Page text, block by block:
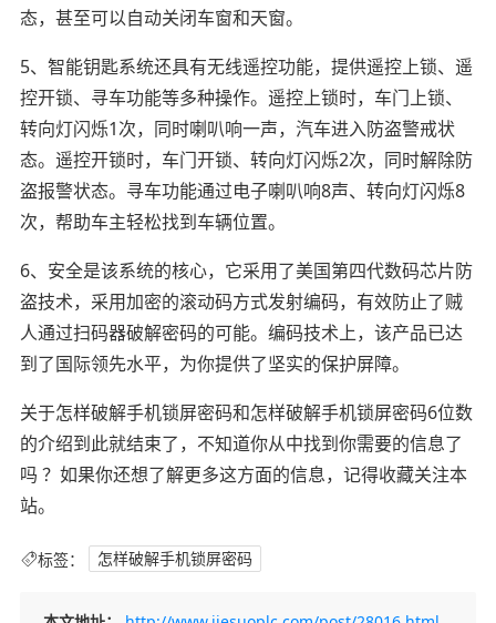
态，甚至可以自动关闭车窗和天窗。
5、智能钥匙系统还具有无线遥控功能，提供遥控上锁、遥
控开锁、寻车功能等多种操作。遥控上锁时，车门上锁、
转向灯闪烁1次，同时喇叭响一声，汽车进入防盗警戒状
态。遥控开锁时，车门开锁、转向灯闪烁2次，同时解除防
盗报警状态。寻车功能通过电子喇叭响8声、转向灯闪烁8
次，帮助车主轻松找到车辆位置。
6、安全是该系统的核心，它采用了美国第四代数码芯片防
盗技术，采用加密的滚动码方式发射编码，有效防止了贼
人通过扫码器破解密码的可能。编码技术上，该产品已达
到了国际领先水平，为你提供了坚实的保护屏障。
关于怎样破解手机锁屏密码和怎样破解手机锁屏密码6位数
的介绍到此就结束了，不知道你从中找到你需要的信息了
吗 ？如果你还想了解更多这方面的信息，记得收藏关注本
站。
标签： 怎样破解手机锁屏密码